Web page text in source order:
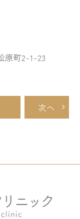
町2-1-23
次へ